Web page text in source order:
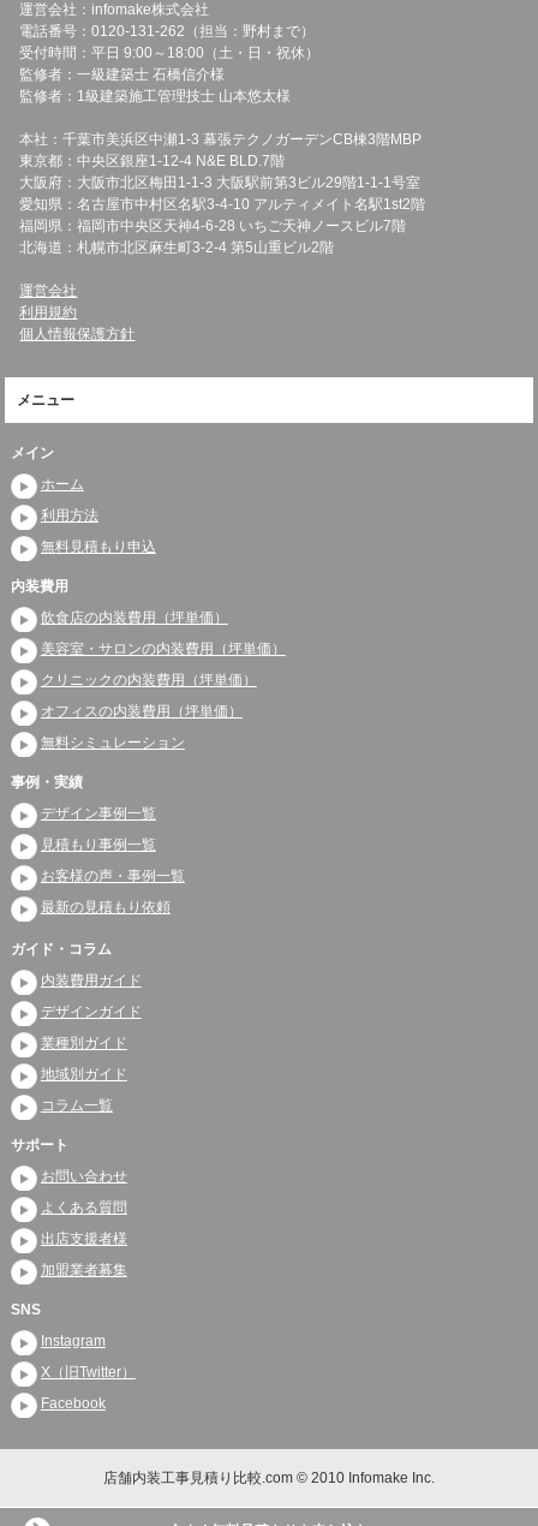
運営会社：infomake株式会社
電話番号：0120-131-262（担当：野村まで）
受付時間：平日 9:00～18:00（土・日・祝休）
監修者：一級建築士 石橋信介様
監修者：1級建築施工管理技士 山本悠太様
本社：千葉市美浜区中瀬1-3 幕張テクノガーデンCB棟3階MBP
東京都：中央区銀座1-12-4 N&E BLD.7階
大阪府：大阪市北区梅田1-1-3 大阪駅前第3ビル29階1-1-1号室
愛知県：名古屋市中村区名駅3-4-10 アルティメイト名駅1st2階
福岡県：福岡市中央区天神4-6-28 いちご天神ノースビル7階
北海道：札幌市北区麻生町3-2-4 第5山重ビル2階
運営会社
利用規約
個人情報保護方針
メニュー
メイン
ホーム
利用方法
無料見積もり申込
内装費用
飲食店の内装費用（坪単価）
美容室・サロンの内装費用（坪単価）
クリニックの内装費用（坪単価）
オフィスの内装費用（坪単価）
無料シミュレーション
事例・実績
デザイン事例一覧
見積もり事例一覧
お客様の声・事例一覧
最新の見積もり依頼
ガイド・コラム
内装費用ガイド
デザインガイド
業種別ガイド
地域別ガイド
コラム一覧
サポート
お問い合わせ
よくある質問
出店支援者様
加盟業者募集
SNS
Instagram
X（旧Twitter）
Facebook
店舗内装工事見積り比較.com © 2010 Infomake Inc.